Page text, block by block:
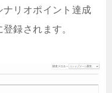
リオポイント達成
録されます。